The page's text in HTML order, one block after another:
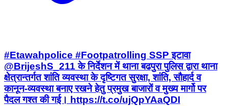
#Etawahpolice #Footpatrolling SSP इटावा
@BrijeshS_211 के निर्देशन में थाना बढपुरा पुलिस द्वारा थाना
क्षेत्रान्तर्गत शांति व्यवस्था के दृष्टिगत सुरक्षा, शांति, सौहार्द व
कानून-व्यवस्था बनाए रखने हेतु प्रमुख बाजारों व मुख्य मार्गो पर
पैदल गश्त की गई। https://t.co/ujQpYAaQDI